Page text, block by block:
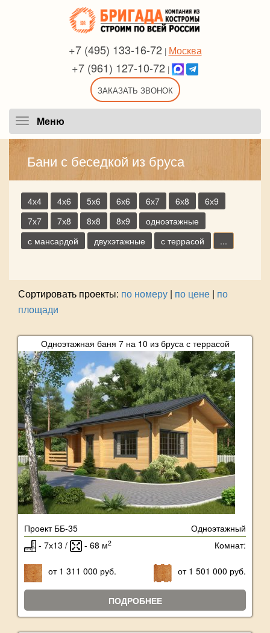
+7 (495) 133-16-72 | Москва
+7 (961) 127-10-72 |
ЗАКАЗАТЬ ЗВОНОК
Меню
Бани с беседкой из бруса
4х4 4х6 5х6 6х6 6х7 6х8
6х9
7х7
7х8 8х8 8х9
одноэтажные
с мансардой
двухэтажные с террасой ...
Сортировать проекты: по номеру | по цене | по
площади
Одноэтажная баня 7 на 10 из бруса с террасой
Проект ББ-35
Одноэтажный
- 7х13 /
- 68 м2 Комнат:
от 1 311 000 руб. от 1 501 000 руб.
ПОДРОБНЕЕ